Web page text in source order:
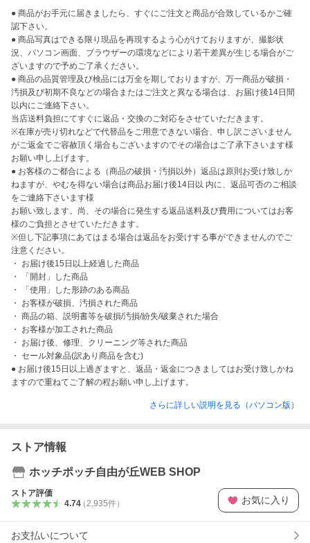
● 商品がお手元に届きましたら、すぐにご注文と商品が合致しているかご確
認下さい。
● 商品写真はできる限り現品を再現するよう心がけておりますが、撮影状
況、パソコン画面、ブラウザーの環境などにより若干差異が生じる場合がご
ざいますので予めご了承ください。
● 商品の品質管理及び検品には万全を期しておりますが、万一商品が破損・
汚損及び初期不良などの場合またはご注文と異なる場合は、お届け後14日間
以内にご連絡下さい。
当店送料負担にてすぐに返品・交換のご対応をさせていただきます。
※在庫が売り切れなどで代替品をご用意できない場合、申し訳ございません
がご返金でご容赦頂く場合もございますのでその場合はご了承下さいます様
お願い申し上げます。
● お客様のご都合による（商品の破損・汚損以外）返品は原則お受け致しか
ねますが、やむを得ない場合は商品お届け後14日以 内に、返品可否のご相談
をご連絡下さいます様
お願い致します。尚、その場合に発生する返品送料及び費用についてはお客
様のご負担とさせていただきます。
※但し下記事項にあてはまる場合は返品をお受けする事ができませんのでご
注意ください。
・ お届け後15日以上経過した商品
・ 「開封」した商品
・ 「使用」した形跡のある商品
・ お客様が破損、汚損された商品
・ 商品の箱、説明書等を破損/汚損/紛失/破棄された場合
・ お客様が加工された商品
・ お届け後、修理、クリーニング等された商品
・ セール対象品(訳あり商品を含む)
● お届け後15日以上過ぎますと、返品・返金につきましてはお受け致しかね
ますので重ねてご了解の程お願い申し上げます。
さらに詳しい説明を見る（パソコン版）
ストア情報
ホッチポッチ自由が丘WEB SHOP
ストア評価
4.74（2,935件） お気に入り
お支払いについて